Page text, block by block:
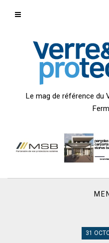
Le mag de référence du
31